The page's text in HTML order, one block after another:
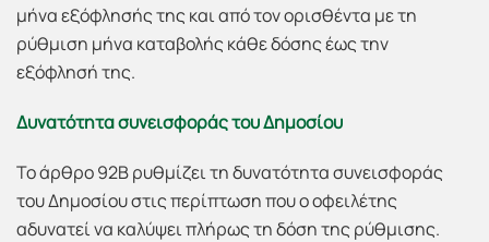
μήνα εξόφλησής της και από τον ορισθέντα με τη
ρύθμιση μήνα καταβολής κάθε δόσης έως την
εξόφλησή της.
Δυνατότητα συνεισφοράς του Δημοσίου
Το άρθρο 92Β ρυθμίζει τη δυνατότητα συνεισφοράς
του Δημοσίου στις περίπτωση που ο οφειλέτης
αδυνατεί να καλύψει πλήρως τη δόση της ρύθμισης.